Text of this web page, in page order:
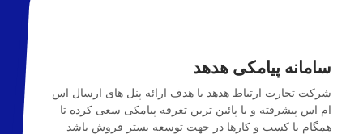
سامانه پیامکی هدهد
شرکت تجارت ارتباط هدهد با هدف ارائه پنل های ارسال اس
ام اس پیشرفته و با پائین ترین تعرفه پیامکی سعی کرده تا
همگام با کسب و کارها در جهت توسعه بستر فروش باشد